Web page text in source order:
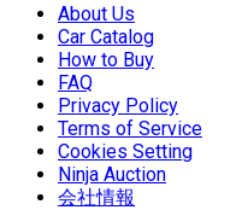
About Us
Car Catalog
How to Buy
FAQ
Privacy Policy
Terms of Service
Cookies Setting
Ninja Auction
会社情報